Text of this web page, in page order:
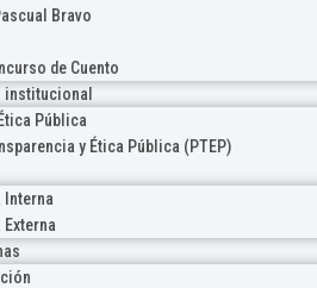
Bravo
de Cuento
institucional
Pública
y Ética Pública (PTEP)
Interna